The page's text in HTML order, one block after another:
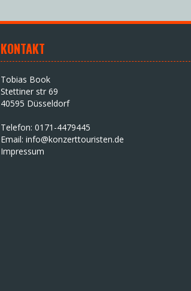
KONTAKT
Tobias Book
Stettiner str 69
40595 Düsseldorf
Telefon: 0171-4479445
Email:info@konzerttouristen.de
Impressum